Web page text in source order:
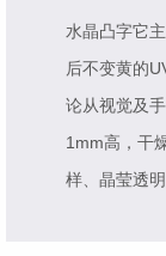
水晶凸字它
后不变黄的
论从视觉及
1mm高，干
样、晶莹透